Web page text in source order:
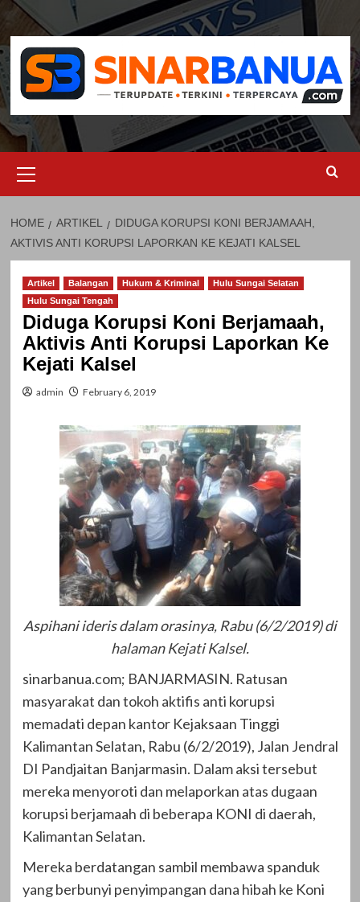
Skip
content
Menu
HOME ARTIKEL
DIDUGA KORUPSI KONI BERJAMAAH,
AKTIVIS ANTI KORUPSI LAPORKAN KE KEJATI KALSEL
Artikel Balangan Hukum & Kriminal
Hulu Sungai Selatan
Hulu Sungai Tengah
Diduga Korupsi Koni Berjamaah,
Aktivis Anti Korupsi Laporkan Ke
Kejati Kalsel
admin February 6, 2019
Aspihani ideris dalam orasinya, Rabu (6/2/2019) di
halaman Kejati Kalsel.
sinarbanua.com; BANJARMASIN. Ratusan
masyarakat dan tokoh aktifis anti korupsi
memadati depan kantor Kejaksaan Tinggi
Kalimantan Selatan, Rabu (6/2/2019), Jalan Jendral
DI Pandjaitan Banjarmasin. Dalam aksi tersebut
mereka menyoroti dan melaporkan atas dugaan
korupsi berjamaah di beberapa KONI di daerah,
Kalimantan Selatan.
Mereka berdatangan sambil membawa spanduk
yang berbunyi penyimpangan dana hibah ke Koni